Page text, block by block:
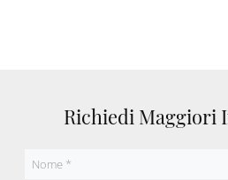
Richiedi Maggiori